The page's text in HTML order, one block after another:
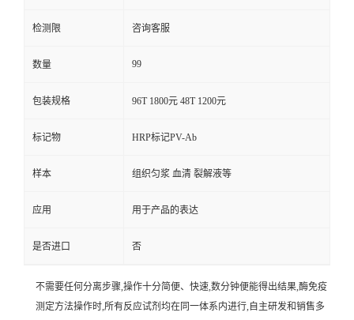
检测限 咨询客服
数量 99
包装规格 96T 1800元 48T 1200元
标记物 HRP标记PV-Ab
样本 组织匀浆 血清 裂解液等
应用 用于产品的表达
是否进口 否
不需要任何分离步骤,操作十分简便、快速,数分钟便能得出结果,酶免疫
测定方法操作时,所有反应试剂均在同一体系内进行,自主研发和销售多